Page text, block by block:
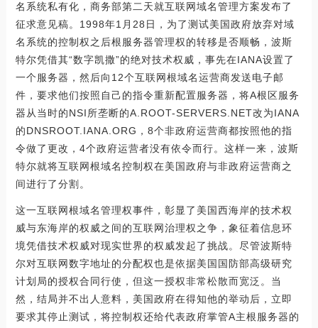
名系统私有化，商务部第二天就互联网域名管理方案发布了
征求意见稿。1998年1月28日，为了测试美国政府放弃对域
名系统的控制权之后根服务器管理权的转移是否顺畅，波斯
特尔凭借其“数字凯撒”的绝对技术权威，事先在IANA设置了
一个服务器，然后向12个互联网根域名运营商发送电子邮
件，要求他们按照自己的指令重新配置服务器，将A根区服务
器从当时的NSI所垄断的A.ROOT-SERVERS.NET改为IANA
的DNSROOT.IANA.ORG，8个非政府运营商都按照他的指
令做了更改，4个政府运营者没有依令而行。这样一来，波斯
特尔就将互联网根域名控制权在美国政府与非政府运营商之
间进行了分割。
这一互联网根域名管理权事件，彰显了美国西海岸的技术权
威与东海岸的权威之间的互联网治理权之争，象征着信息环
境凭借技术权威对现实世界的权威发起了挑战。尽管波斯特
尔对互联网数字地址的分配权也是依据美国国防部高级研究
计划局的授权合同行使，但这一授权非常松散而宽泛。当
然，结局并不出人意料，美国政府在得知他的举动后，立即
要求其停止测试，将控制权还给代表政府掌管A主根服务器的